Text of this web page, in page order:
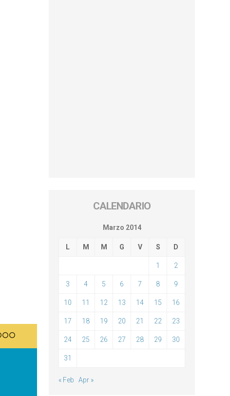
CALENDARIO
Marzo 2014
L M M G V S D
1 2
3 4 5 6 7 8 9
10 11 12 13 14 15 16
17 18 19 20 21 22 23
24 25 26 27 28 29 30
31
« Feb Apr »